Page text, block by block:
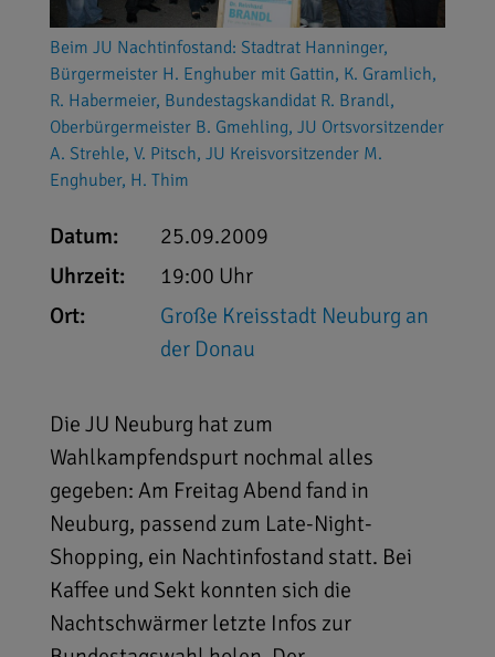
Beim JU Nachtinfostand: Stadtrat Hanninger,
Bürgermeister H. Enghuber mit Gattin, K. Gramlich,
R. Habermeier, Bundestagskandidat R. Brandl,
Oberbürgermeister B. Gmehling, JU Ortsvorsitzender
A. Strehle, V. Pitsch, JU Kreisvorsitzender M.
Enghuber, H. Thim
Datum:
25.09.2009
Uhrzeit:
19:00 Uhr
Ort:
Große Kreisstadt Neuburg an
der Donau
Die JU Neuburg hat zum
Wahlkampfendspurt nochmal alles
gegeben: Am Freitag Abend fand in
Neuburg, passend zum Late-Night-
Shopping, ein Nachtinfostand statt. Bei
Kaffee und Sekt konnten sich die
Nachtschwärmer letzte Infos zur